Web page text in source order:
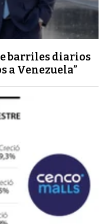
barriles diarios
a Venezuela”